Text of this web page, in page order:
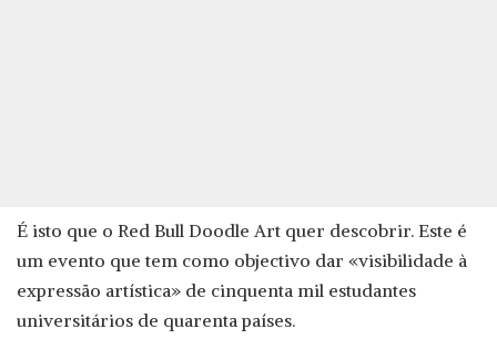
É isto que o Red Bull Doodle Art quer descobrir. Este é
um evento que tem como objectivo dar «visibilidade à
expressão artística» de cinquenta mil estudantes
universitários de quarenta países.